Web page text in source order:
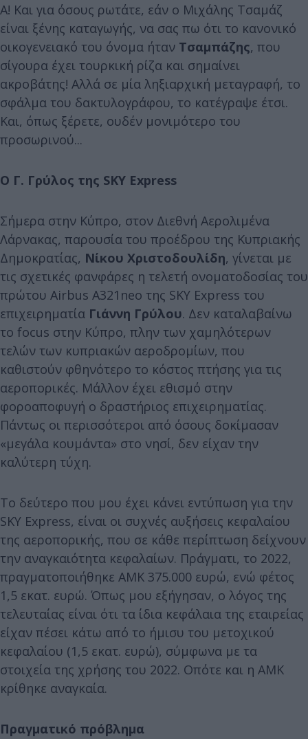
Α! Και για όσους ρωτάτε, εάν ο Μιχάλης Τσαμάζ
είναι ξένης καταγωγής, να σας πω ότι το κανονικό
οικογενειακό του όνομα ήταν Τσαμπάζης, που
σίγουρα έχει τουρκική ρίζα και σημαίνει
ακροβάτης! Αλλά σε μία ληξιαρχική μεταγραφή, το
σφάλμα του δακτυλογράφου, το κατέγραψε έτσι.
Και, όπως ξέρετε, ουδέν μονιμότερο του
προσωρινού...
Ο Γ. Γρύλος της SKY Express
Σήμερα στην Κύπρο, στον Διεθνή Αερολιμένα
Λάρνακας, παρουσία του προέδρου της Κυπριακής
Δημοκρατίας, Νίκου Χριστοδουλίδη, γίνεται με
τις σχετικές φανφάρες η τελετή ονοματοδοσίας του
πρώτου Airbus A321neo της SKY Express του
επιχειρηματία Γιάννη Γρύλου. Δεν καταλαβαίνω
το focus στην Κύπρο, πλην των χαμηλότερων
τελών των κυπριακών αεροδρομίων, που
καθιστούν φθηνότερο το κόστος πτήσης για τις
αεροπορικές. Μάλλον έχει εθισμό στην
φοροαποφυγή ο δραστήριος επιχειρηματίας.
Πάντως οι περισσότεροι από όσους δοκίμασαν
«μεγάλα κουμάντα» στο νησί, δεν είχαν την
καλύτερη τύχη.
Το δεύτερο που μου έχει κάνει εντύπωση για την
SKY Express, είναι οι συχνές αυξήσεις κεφαλαίου
της αεροπορικής, που σε κάθε περίπτωση δείχνουν
την αναγκαιότητα κεφαλαίων. Πράγματι, το 2022,
πραγματοποιήθηκε ΑΜΚ 375.000 ευρώ, ενώ φέτος
1,5 εκατ. ευρώ. Όπως μου εξήγησαν, ο λόγος της
τελευταίας είναι ότι τα ίδια κεφάλαια της εταιρείας
είχαν πέσει κάτω από το ήμισυ του μετοχικού
κεφαλαίου (1,5 εκατ. ευρώ), σύμφωνα με τα
στοιχεία της χρήσης του 2022. Οπότε και η ΑΜΚ
κρίθηκε αναγκαία.
Πραγματικό πρόβλημα